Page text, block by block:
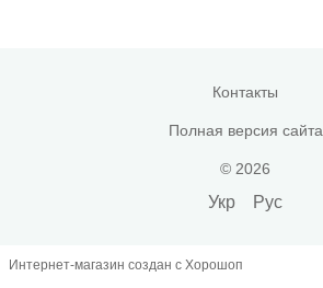
Контакты
Полная версия сайта
© 2026
Укр Рус
Интернет-магазин создан с Хорошоп